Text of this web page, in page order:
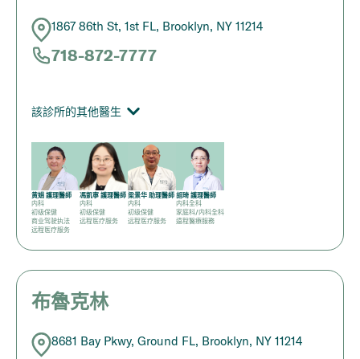
1867 86th St, 1st FL, Brooklyn, NY 11214
718-872-7777
該診所的其他醫生
黄娟 護理醫師
内科
初级保健
商业驾驶执法
远程医疗服务
馮凱寧 護理醫師
内科
初级保健
远程医疗服务
梁景华 助理醫師
内科
初级保健
远程医疗服务
胡琦 護理醫師
内科全科
家庭科/内科全科
遠程醫療服務
布魯克林
8681 Bay Pkwy, Ground FL, Brooklyn, NY 11214